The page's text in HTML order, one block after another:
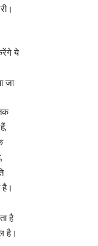
ये
जा
है।
है
है।